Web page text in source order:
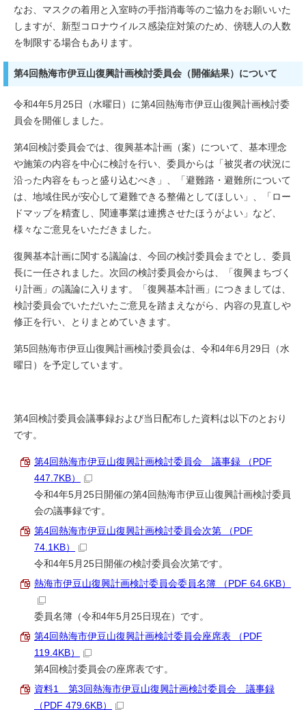
なお、マスクの着用と入室時の手指消毒等のご協力をお願いいた
しますが、新型コロナウイルス感染症対策のため、傍聴人の人数
を制限する場合もあります。
第4回熱海市伊豆山復興計画検討委員会（開催結果）について
令和4年5月25日（水曜日）に第4回熱海市伊豆山復興計画検討委
員会を開催しました。
第4回検討委員会では、復興基本計画（案）について、基本理念
や施策の内容を中心に検討を行い、委員からは「被災者の状況に
沿った内容をもっと盛り込むべき」、「避難路・避難所について
は、地域住民が安心して避難できる整備としてほしい」、「ロー
ドマップを精査し、関連事業は連携させたほうがよい」など、
様々なご意見をいただきました。
復興基本計画に関する議論は、今回の検討委員会までとし、委員
長に一任されました。次回の検討委員会からは、「復興まちづく
り計画」の議論に入ります。「復興基本計画」につきましては、
検討委員会でいただいたご意見を踏まえながら、内容の見直しや
修正を行い、とりまとめていきます。
第5回熱海市伊豆山復興計画検討委員会は、令和4年6月29日（水
曜日）を予定しています。
第4回検討委員会議事録および当日配布した資料は以下のとおり
です。
第4回熱海市伊豆山復興計画検討委員会 議事録 （PDF
447.7KB）
令和4年5月25日開催の第4回熱海市伊豆山復興計画検討委員
会の議事録です。
第4回熱海市伊豆山復興計画検討委員会次第 （PDF
74.1KB）
令和4年5月25日開催の検討委員会次第です。
熱海市伊豆山復興計画検討委員会委員名簿 （PDF 64.6KB）
委員名簿（令和4年5月25日現在）です。
第4回熱海市伊豆山復興計画検討委員会座席表 （PDF
119.4KB）
第4回検討委員会の座席表です。
資料1 第3回熱海市伊豆山復興計画検討委員会 議事録
（PDF 479.6KB）